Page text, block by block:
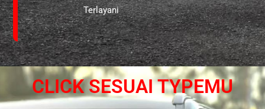
Terlayani
CLICK SESUAI TYPEMU